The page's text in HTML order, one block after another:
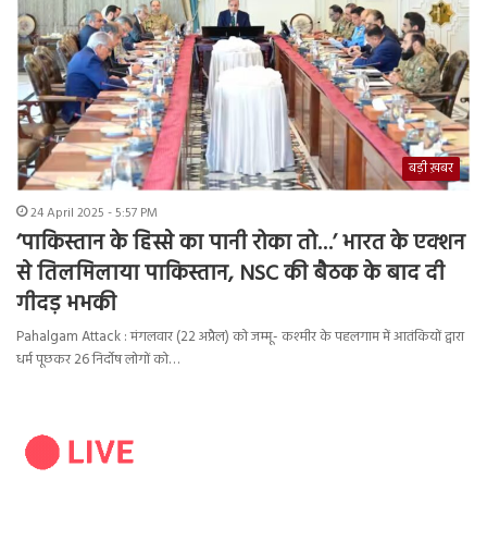
बड़ी ख़बर
24 April 2025 - 5:57 PM
‘पाकिस्तान के हिस्से का पानी रोका तो…’ भारत के एक्शन
से तिलमिलाया पाकिस्तान, NSC की बैठक के बाद दी
गीदड़ भभकी
Pahalgam Attack : मंगलवार (22 अप्रैल) को जम्मू- कश्मीर के पहलगाम में आतंकियों द्वारा
धर्म पूछकर 26 निर्दोष लोगों को…